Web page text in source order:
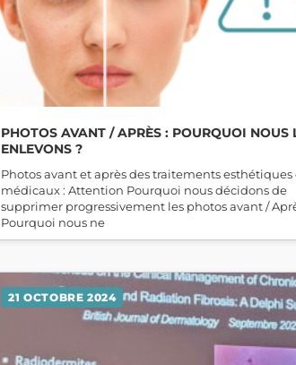
PHOTOS AVANT / APRÈS : POURQUOI NOUS
ENLEVONS ?
Photos avant et après des traitements esthétiques
médicaux : Attention Pourquoi nous décidons de
supprimer progressivement les photos avant /
Pourquoi nous ne
21 OCTOBRE 2024